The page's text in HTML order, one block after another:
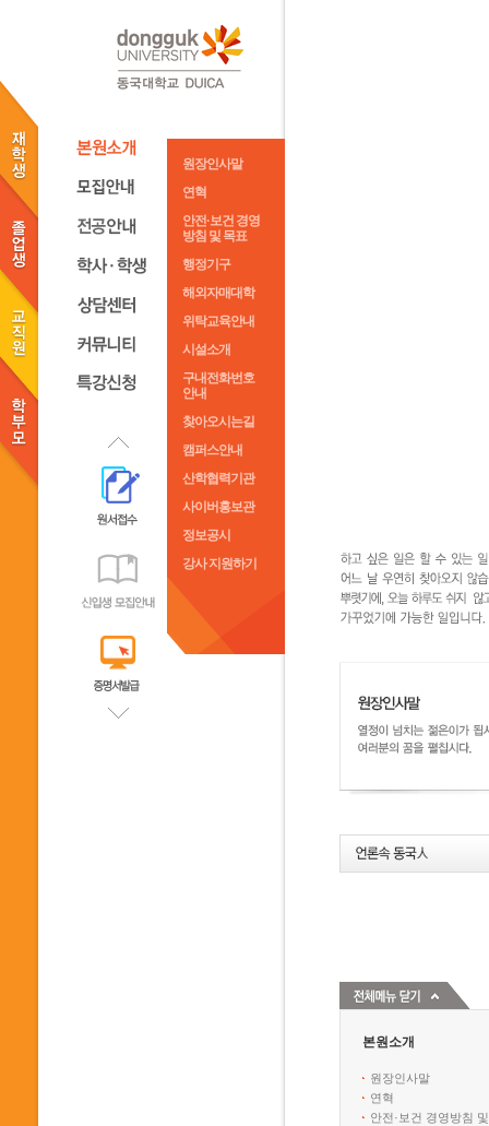
원장인사말
연혁
안전·보건 경영
방침 및 목표
행정기구
해외자매대학
위탁교육안내
시설소개
구내전화번호
안내
찾아오시는길
캠퍼스안내
산학협력기관
사이버홍보관
정보공시
강사 지원하기
본원소개
원장인사말
연혁
안전·보건 경영방침